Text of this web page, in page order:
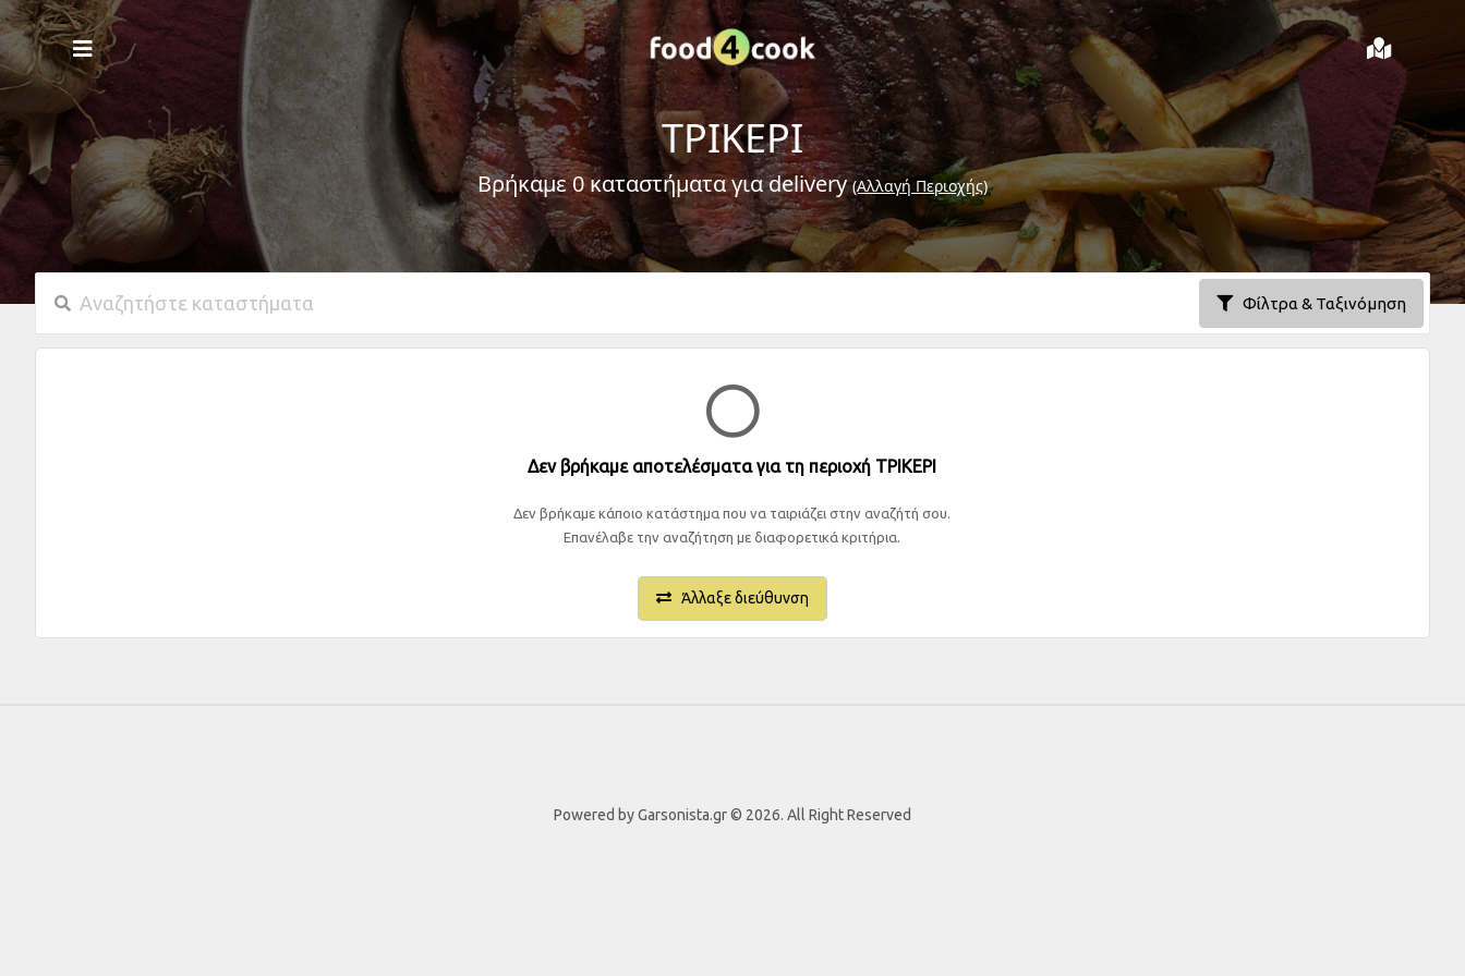
ΤΡΙΚΕΡΙ
Βρήκαμε 0 καταστήματα για delivery(Αλλαγή Περιοχής)
Φίλτρα & Ταξινόμηση
Δεν βρήκαμε αποτελέσματα για τη περιοχή ΤΡΙΚΕΡΙ
Δεν βρήκαμε κάποιο κατάστημα που να ταιριάζει στην αναζήτή σου.
Επανέλαβε την αναζήτηση με διαφορετικά κριτήρια.
Άλλαξε διεύθυνση
Powered by Garsonista.gr © 2026. All Right Reserved